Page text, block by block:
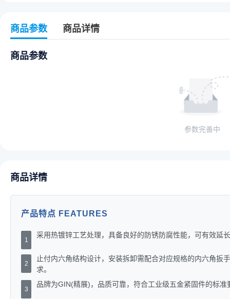
商品参数 商品详情
商品参数
参数完善中
商品详情
产品特点 FEATURES
1
采用热镀锌工艺处理，具备良好的防锈防腐性能，可有效延
2
止付内六角结构设计，安装拆卸需配合对应规格的内六角扳
求。
3
品牌为GIN(精展)，品质可靠，符合工业级五金紧固件的标准